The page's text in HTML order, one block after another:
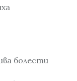
болести